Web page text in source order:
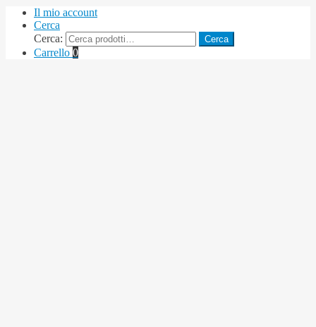
Il mio account
Cerca
Cerca:
Cerca
Carrello 0